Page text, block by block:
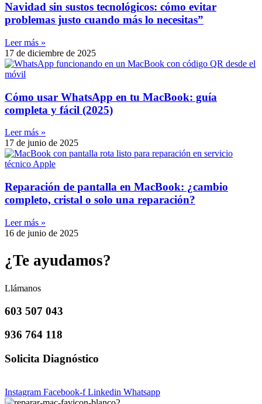
Navidad sin sustos tecnológicos: cómo evitar
problemas justo cuando más lo necesitas”
Leer más »
17 de diciembre de 2025
Cómo usar WhatsApp en tu MacBook: guía
completa y fácil (2025)
Leer más »
17 de junio de 2025
Reparación de pantalla en MacBook: ¿cambio
completo, cristal o solo una reparación?
Leer más »
16 de junio de 2025
¿Te ayudamos?
Llámanos
603 507 043
936 764 118
Solicita Diagnóstico
Instagram Facebook-f Linkedin Whatsapp